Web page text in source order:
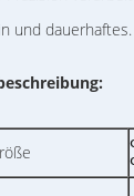
dauerhaftes.